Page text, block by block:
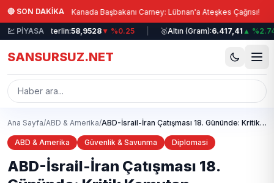
Ana içeriğe atla
🔴 SON DAKİKA
Kanada Başbakanı Carney: Lübnan'a Ateşkes Çağrısı! |
💹 PİYASA
💷Sterlin: 58,9528▼ %0.25 | Altın (Gram):6.417,41▲ %2.74 |
SANSURSUZ.NET
Ana Sayfa/ABD & Amerika/ ABD-İsrail-İran Çatışması 18. Gününde: Kritik Komutan Öldürüldü!
ABD & Amerika Güvenlik & Savunma Diplomasi
ABD-İsrail-İran Çatışması 18.